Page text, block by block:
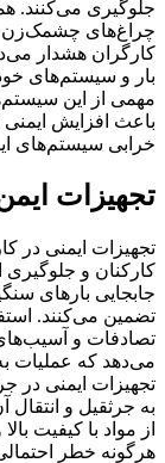
جلوگیری می‌کنند.
چراغ‌های چشمک‌زن
کارگران هشدار
بار و سیستم‌های
مهمی از این
باعث افزایش
خرابی سیستم‌های
تجهیزات
تجهیزات ایمنی در
کارکنان و جلوگیری
جابجایی بارهای
تضمین می‌کنند.
تصادفات و
می‌دهد که عملیات
تجهیزات ایمنی در
به جرثقیل و
از مواد با کیفیت
هرگونه خطر